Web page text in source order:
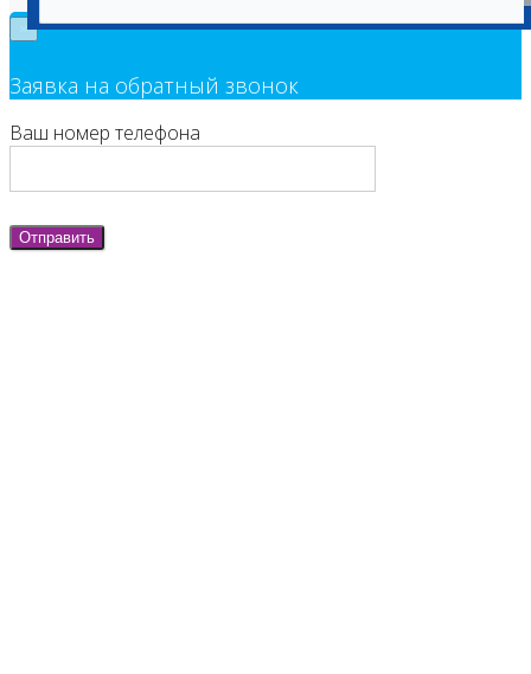
×
Заявка на обратный звонок
Ваш номер телефона
Отправить